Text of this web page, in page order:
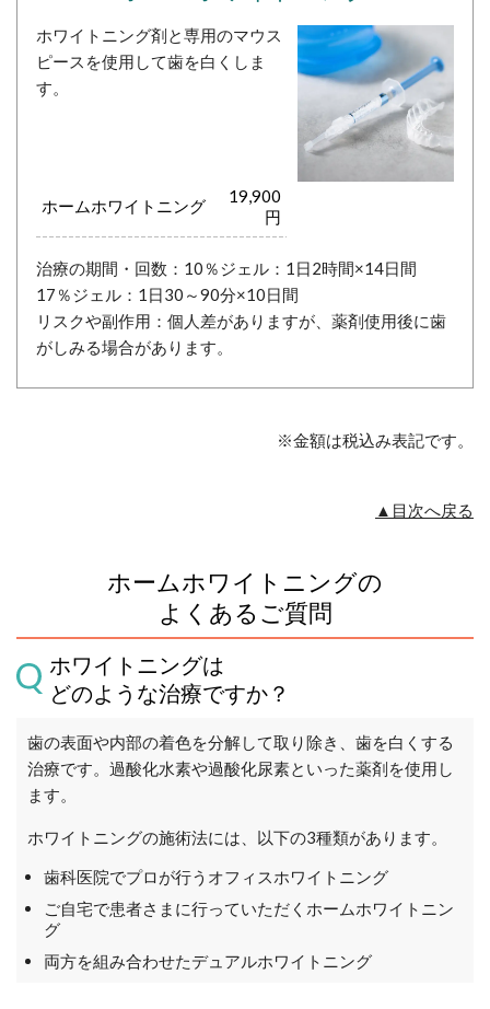
ホワイトニング剤と専用のマウス
ピースを使用して歯を白くしま
す。
ホームホワイトニング
19,900
円
治療の期間・回数： 10％ジェル：1日2時間×14日間
17％ジェル：1日30～90分×10日間
リスクや副作用：個人差がありますが、薬剤使用後に歯
がしみる場合があります。
※金額は税込み表記です。
▲目次へ戻る
ホームホワイトニングの
よくあるご質問
ホワイトニングは
どのような治療ですか？
歯の表面や内部の着色を分解して取り除き、歯を白くする
治療です。過酸化水素や過酸化尿素といった薬剤を使用し
ます。
ホワイトニングの施術法には、以下の3種類があります。
歯科医院でプロが行うオフィスホワイトニング
ご自宅で患者さまに行っていただくホームホワイトニン
グ
両方を組み合わせたデュアルホワイトニング